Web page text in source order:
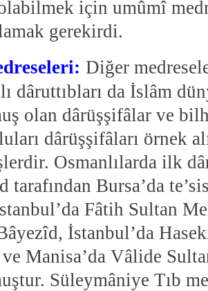
için umûmî
gerekirdi.
Diğer
dâruttıbları da İslâm
olan dârüşşifâlar ve
dârüşşifâları örnek
Osmanlılarda ilk
tarafından Bursa’da
Fâtih Sultan
İstanbul’da
Manisa’da Vâlide
Süleymâniye Tıb